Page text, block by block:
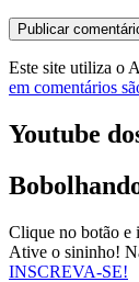
Este site utiliza o
em comentários
Youtube
Clique no botão e
Ative o sininho!
INSCREVA-SE!